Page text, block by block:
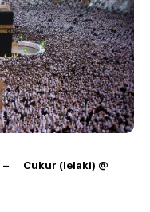
(lelaki) @